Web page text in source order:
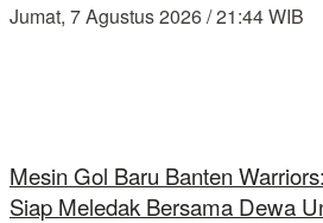
Jumat, 7 Agustus 2026 / 21:44 WIB
Mesin Gol Baru Banten
Siap Meledak Bersama Dewa